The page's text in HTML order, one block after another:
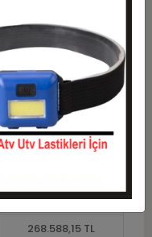
225.704,33 TL
241.503,63 TL
246.017,71 TL
250.531,80 TL
255.045,89 TL
264.074,06 TL
268.588,15 TL